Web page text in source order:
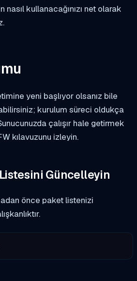
kullanacağınızı net olarak
yeni başlıyor olsanız bile
kurulum süreci oldukça
çalışır hale getirmek
kılavuzunu izleyin.
Listesini Güncelleyin
önce paket listenizi